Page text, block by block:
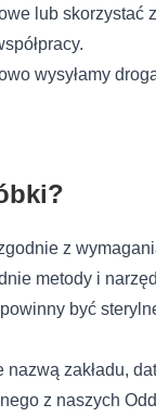
lub skorzystać
wysyłamy
z
metody i
być
zakładu,
z naszych
o ochronie danych
wraz z